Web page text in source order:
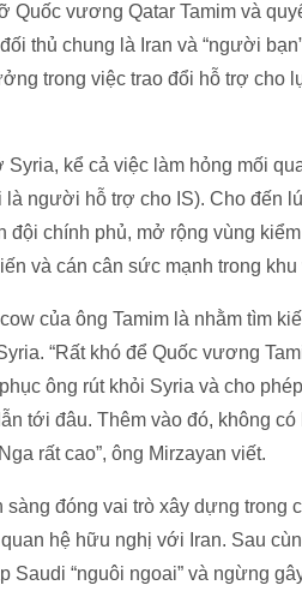
vương Qatar Tamim và
thủ chung là Iran và “người
trong việc trao đổi hỗ trợ cho
kể cả việc làm hỏng mối
người hỗ trợ cho IS). Cho đến
đội chính phủ, mở rộng vùng
và cán cân sức mạnh trong
của ông Tamim là nhằm tìm
“Rất khó để Quốc vương
ông rút khỏi Syria và cho
tới đâu. Thêm vào đó, không
rất cao”, ông Mirzayan viết.
đóng vai trò xây dựng trong
hệ hữu nghị với Iran. Sau
Saudi “nguôi ngoai” và ngừng